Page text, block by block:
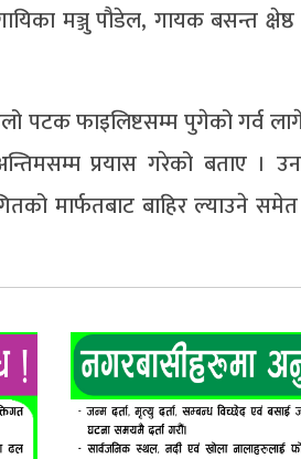
मञ्जु पौडेल, गायक बसन्त
पटक फाइलिष्टसम्म पुगेको गर्व
प्रयास गरेको बताए ।
मार्फतबाट बाहिर ल्याउने समेत